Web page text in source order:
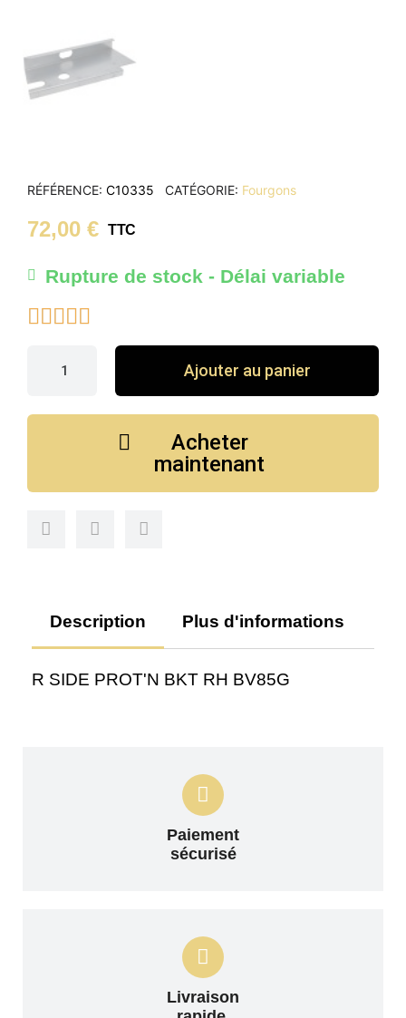
RÉFÉRENCE C10335 CATÉGORIE Fourgons
72,00 € TTC
Rupture de stock - Délai variable

Ajouter au panier
Acheter
maintenant
Description Plus d'informations
R SIDE PROT'N BKT RH BV85G
Paiement
sécurisé
Livraison